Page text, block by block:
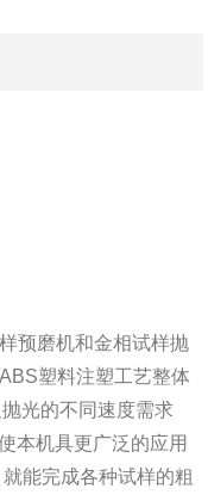
预磨机和金相试样抛
塑料注塑工艺整体
光的不同速度需求
本机具更广泛的应用
能完成各种试样的粗